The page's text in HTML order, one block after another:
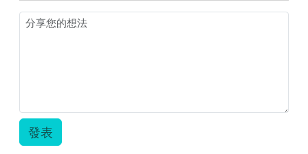
發表